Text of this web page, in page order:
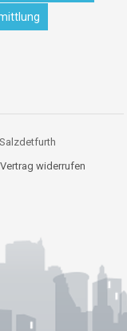
Vertrag widerrufen